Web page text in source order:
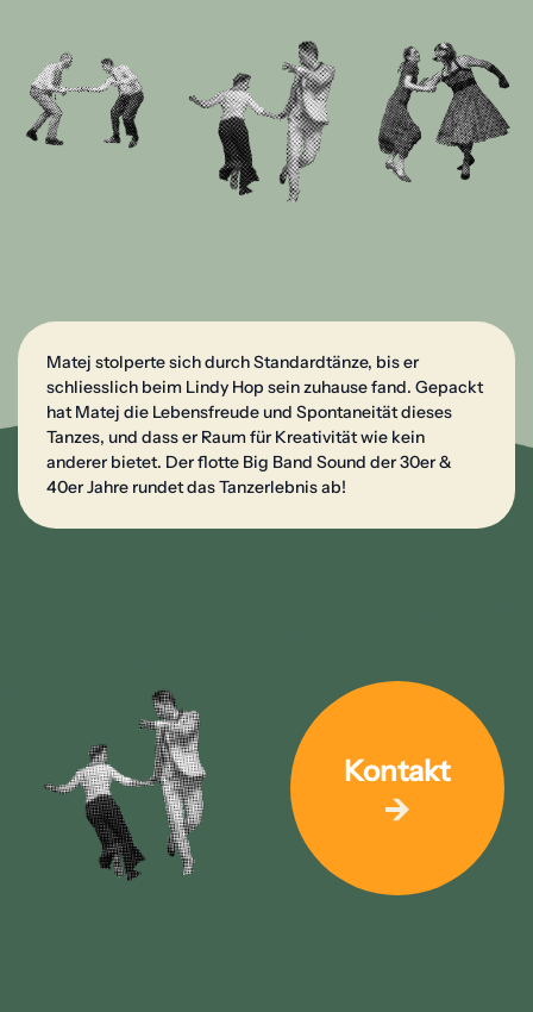
Matej stolperte sich durch Standardtänze, bis er
schliesslich beim Lindy Hop sein zuhause fand. Gepackt
hat Matej die Lebensfreude und Spontaneität dieses
Tanzes, und dass er Raum für Kreativität wie kein
anderer bietet. Der flotte Big Band Sound der 30er &
40er Jahre rundet das Tanzerlebnis ab!
Kontakt